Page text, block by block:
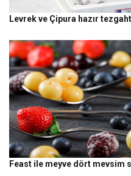
Levrek ve Çipura hazır
Feast ile meyve dört mevsim